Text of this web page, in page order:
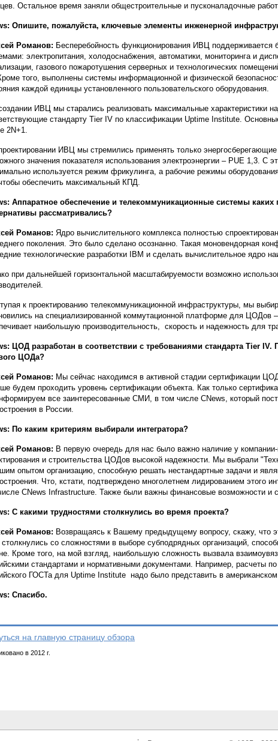
Остальное время заняли общестроительные и пусконаладочные
Опишите, пожалуйста, ключевые элементы инженерной
Романов: Бесперебойность функционирования ИВЦ
электропитания, холодоснабжения, автоматики, мониторинга и
газового пожаротушения серверных и технологических
того, выполнены системы информационной и физической
каждой единицы установленного пользовательского оборудования.
ИВЦ мы старались реализовать максимальные характеристики
стандарту Tier IV по классификации Uptime Institute.
2N+1.
ИВЦ мы стремились применять только
значения показателя использования электроэнергии – PUE 1,3. С
используется режим фрикулинга, а рабочие режимы
обеспечить максимальный КПД.
Аппаратное обеспечение и телекоммуникационные системы
рассматривались?
Романов: Ядро вычислительного комплекса полностью
поколения. Это было сделано осознанно. Такая моновендорная
технологические разработки IBM и сделать вычислительное ядро
при дальнейшей горизонтальной масштабируемости возможно
к проектированию телекоммуникационной инфраструктуры, мы
на специализированной коммутационной платформе для ЦОДов
наибольшую производительность, скорость и надежность для
ЦОД разработан в соответствии с требованиями стандарта Tier IV.
ЦОДа?
Романов: Мы сейчас находимся в активной стадии сертификации
будем проходить уровень сертификации объекта. Как только
все заинтересованные СМИ, в том числе CNews, который
в России.
По каким критериям выбирали интегратора?
Романов: В первую очередь для нас было важно наличие у компании-
и строительства ЦОДов высокой надежности. Мы выбрали
опытом организацию, способную решать нестандартные задачи и
Что, кстати, подтверждено многолетнем лидированием этого
CNews Infrastructure. Также были важны финансовые возможности и
С какими трудностями столкнулись во время проекта?
Романов: Возвращаясь к Вашему предыдущему вопросу, скажу, что
со сложностями в выборе субподрядных организаций,
Кроме того, на мой взгляд, наибольшую сложность вызвала
стандартами и нормативными документами. Например, расчеты
ГОСТа для Uptime Institute надо было представить в
Спасибо.
на главную страницу обзора
в 2012 г.